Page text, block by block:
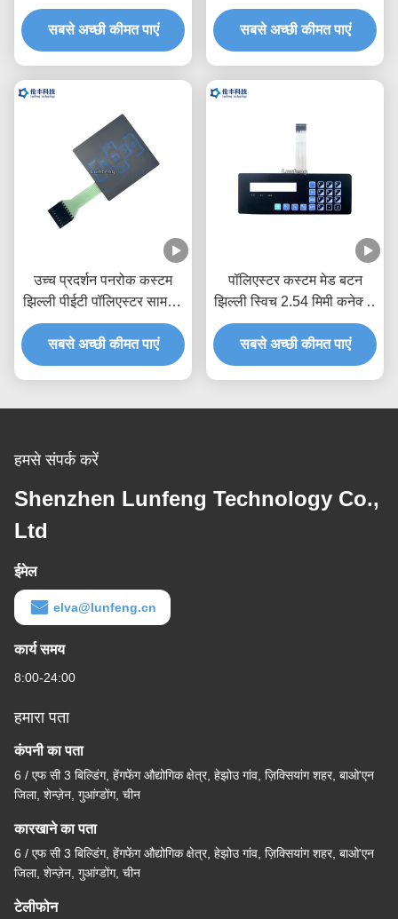
सबसे अच्छी कीमत पाएं
स्विच कीपैड:
सबसे अच्छी कीमत पाएं
उच्च प्रदर्शन पनरोक कस्टम
झिल्ली पीईटी पॉलिएस्टर सामग्री
स्विच करता है
सबसे अच्छी कीमत पाएं
पॉलिएस्टर कस्टम मेड बटन
झिल्ली स्विच 2.54 मिमी कनेक्टर
के साथ
सबसे अच्छी कीमत पाएं
हमसे संपर्क करें
Shenzhen Lunfeng Technology Co.,
Ltd
ईमेल
elva@lunfeng.cn
कार्य समय
8:00-24:00
हमारा पता
कंपनी का पता
6 / एफ सी 3 बिल्डिंग, हेंगफेंग औद्योगिक क्षेत्र, हेझोउ गांव, ज़िक्सियांग शहर, बाओ'एन
जिला, शेन्ज़ेन, गुआंग्डोंग, चीन
कारखाने का पता
6 / एफ सी 3 बिल्डिंग, हेंगफेंग औद्योगिक क्षेत्र, हेझोउ गांव, ज़िक्सियांग शहर, बाओ'एन
जिला, शेन्ज़ेन, गुआंग्डोंग, चीन
टेलीफोन